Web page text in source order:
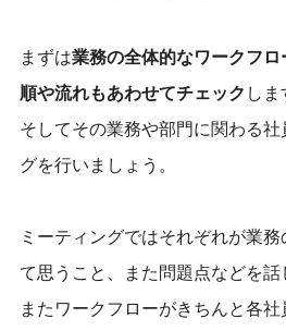
まずは業務の全体的なワークフ
順や流れもあわせてチェック しま
そしてその業務や部門に関わる
グを行いましょう。
ミーティングではそれぞれが業
て思うこと、また問題点などを話
またワークフローがきちんと各